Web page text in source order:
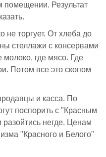
Результат
не торгует. От хлеба до
стеллажи с консервами
молоко, где мясо. Где
Потом все это скопом
и касса. По
поспорить с "Красным
негде. Ценам
"Красного и Белого"